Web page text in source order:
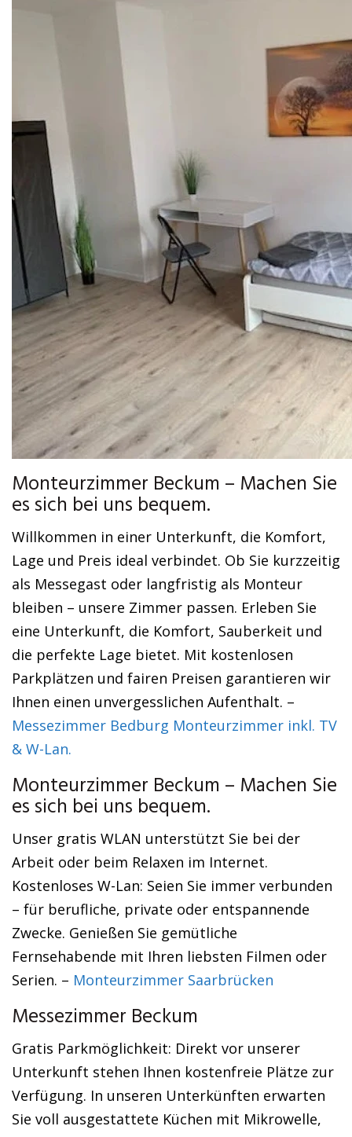
Monteurzimmer Beckum – Machen Sie
es sich bei uns bequem.
Willkommen in einer Unterkunft, die Komfort,
Lage und Preis ideal verbindet. Ob Sie kurzzeitig
als Messegast oder langfristig als Monteur
bleiben – unsere Zimmer passen. Erleben Sie
eine Unterkunft, die Komfort, Sauberkeit und
die perfekte Lage bietet. Mit kostenlosen
Parkplätzen und fairen Preisen garantieren wir
Ihnen einen unvergesslichen Aufenthalt. –
Messezimmer Bedburg Monteurzimmer inkl. TV
& W-Lan.
Monteurzimmer Beckum – Machen Sie
es sich bei uns bequem.
Unser gratis WLAN unterstützt Sie bei der
Arbeit oder beim Relaxen im Internet.
Kostenloses W-Lan: Seien Sie immer verbunden
– für berufliche, private oder entspannende
Zwecke. Genießen Sie gemütliche
Fernsehabende mit Ihren liebsten Filmen oder
Serien. – Monteurzimmer Saarbrücken
Messezimmer Beckum
Gratis Parkmöglichkeit: Direkt vor unserer
Unterkunft stehen Ihnen kostenfreie Plätze zur
Verfügung. In unseren Unterkünften erwarten
Sie voll ausgestattete Küchen mit Mikrowelle,